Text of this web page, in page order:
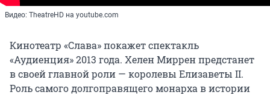
Видео: TheatreHD на youtube.com
Кинотеатр «Слава» покажет спектакль
«Аудиенция» 2013 года. Хелен Миррен предстанет
в своей главной роли — королевы Елизаветы II.
Роль самого долгоправящего монарха в истории